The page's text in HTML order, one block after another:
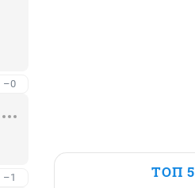
–0
–1 ТОП 5